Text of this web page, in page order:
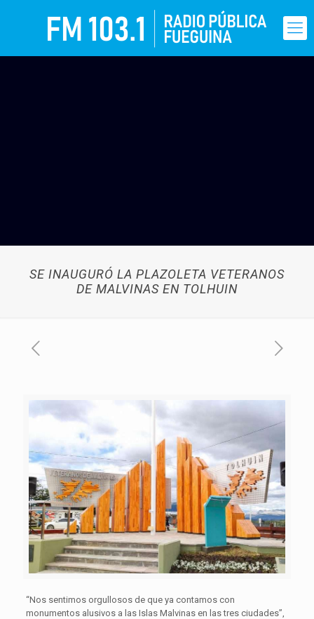
SE INAUGURÓ LA PLAZOLETA VETERANOS
DE MALVINAS EN TOLHUIN
“Nos sentimos orgullosos de que ya contamos con
monumentos alusivos a las Islas Malvinas en las tres ciudades”,